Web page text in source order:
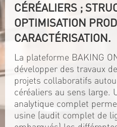
CÉRÉALIERS ;
OPTIMISATION
CARACTÉRISATION.
La plateforme BAKING
développer des travaux
projets collaboratifs
céréaliers au sens large.
analytique complet
usine (audit complet de